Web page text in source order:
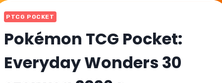
PTCG POCKET
Pokémon TCG Pocket:
Everyday Wonders 30